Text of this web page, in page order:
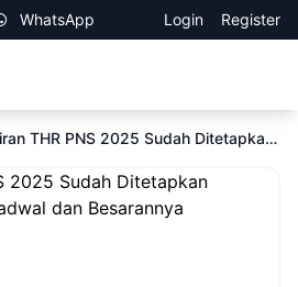
WhatsApp Login Register
Pencairan THR PNS 2025 Sudah Ditetapkan Pemerintah Berikut Jadwal dan Besarannya